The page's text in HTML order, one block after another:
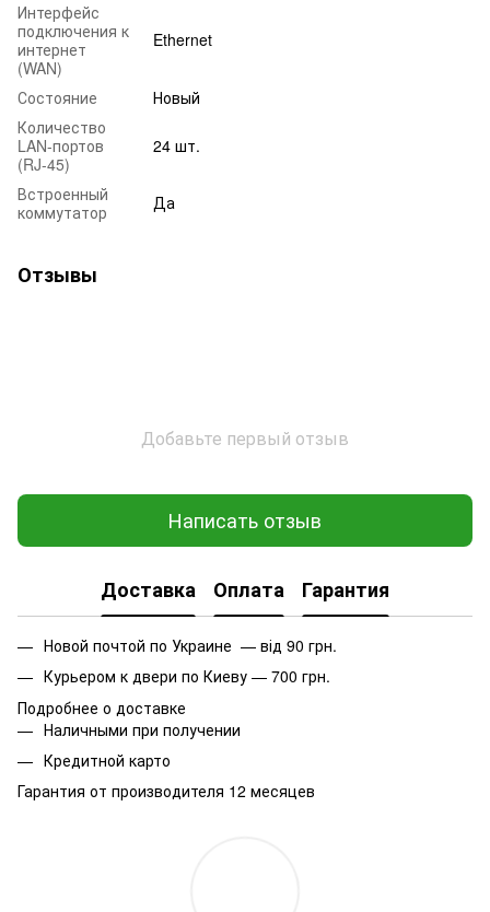
Интерфейс
подключения к
интернет
(WAN)
Ethernet
Состояние
Новый
Количество
LAN-портов
(RJ-45)
24 шт.
Встроенный
коммутатор
Да
Отзывы
Добавьте первый отзыв
Написать отзыв
Доставка Оплата Гарантия
Новой почтой по Украине — від 90 грн.
Курьером к двери по Киеву — 700 грн.
Подробнее о доставке
Наличными при получении
Кредитной карто
Гарантия от производителя 12 месяцев